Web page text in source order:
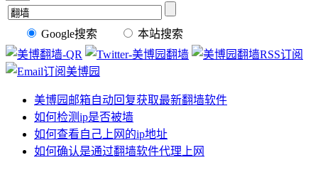
Google搜索 本站搜索
美博园邮箱自动回复获取最新翻墙软件
如何检测ip是否被墙
如何查看自己上网的ip地址
如何确认是通过翻墙软件代理上网